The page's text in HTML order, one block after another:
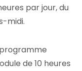
par jour, du
midi.
de 10 heures